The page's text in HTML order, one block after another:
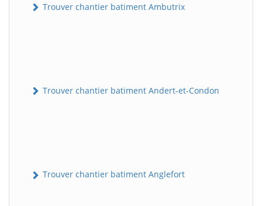
Trouver chantier batiment Ambutrix
Trouver chantier batiment Andert-et-Condon
Trouver chantier batiment Anglefort